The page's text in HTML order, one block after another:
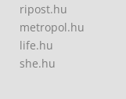
ripost.hu
metropol.hu
life.hu
she.hu